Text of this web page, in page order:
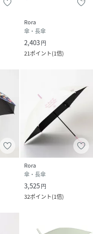
Rora
傘・長傘
2,403円
21ポイント(1倍)
Rora
傘・長傘
3,525円
32ポイント(1倍)